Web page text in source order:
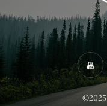
©2025